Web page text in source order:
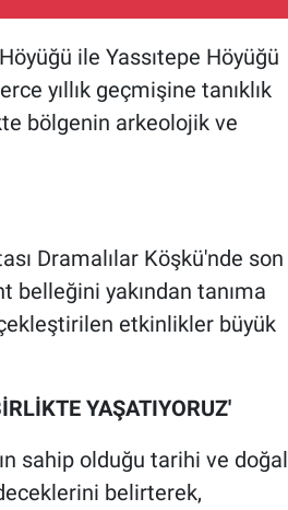
ile Yassıtepe Höyüğü
yıllık geçmişine tanıklık
bölgenin arkeolojik ve
Dramalılar Köşkü'nde son
belleğini yakından tanıma
etkinlikler büyük
YAŞATIYORUZ'
sahip olduğu tarihi ve doğal
belirterek,